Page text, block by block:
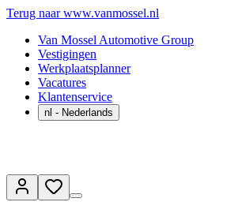
Terug naar www.vanmossel.nl
Van Mossel Automotive Group
Vestigingen
Werkplaatsplanner
Vacatures
Klantenservice
nl - Nederlands